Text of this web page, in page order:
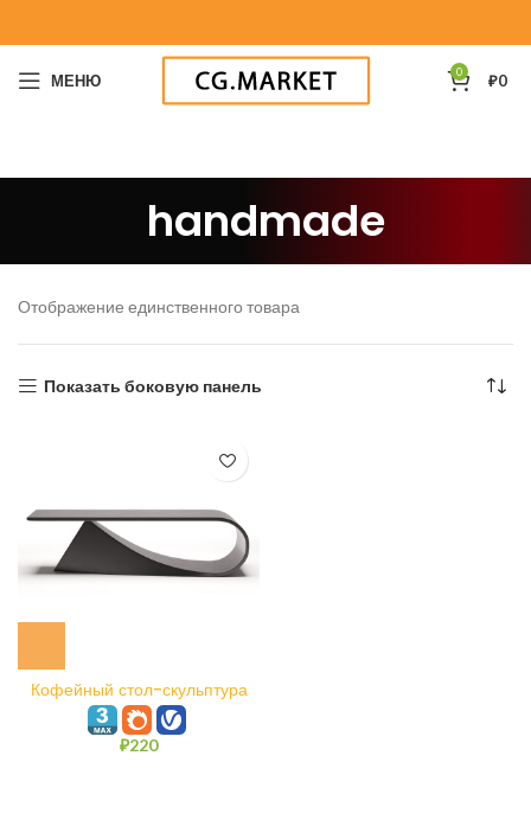
МЕНЮ 0 ₽0
handmade
Отображение единственного товара
Показать боковую панель
Кофейный стол-скульптура
Static Dynamism
₽220